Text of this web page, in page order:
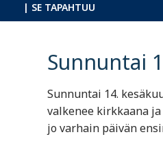
| SE TAPAHTUU
Sunnuntai
Sunnuntai 14.
valkenee kirkkaana
jo varhain päivän